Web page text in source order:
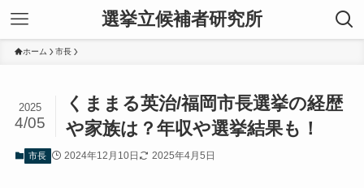
選挙立候補者研究所
ホーム 市長
くままる英治/福岡市長選挙の経歴
や家族は？年収や選挙結果も！
2025
4/05
市長 2024年12月10日 2025年4月5日